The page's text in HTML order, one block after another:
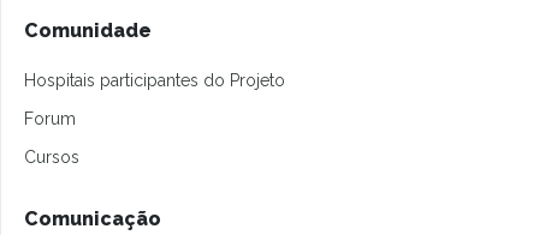
Comunidade
Hospitais participantes do Projeto
Forum
Cursos
Comunicação